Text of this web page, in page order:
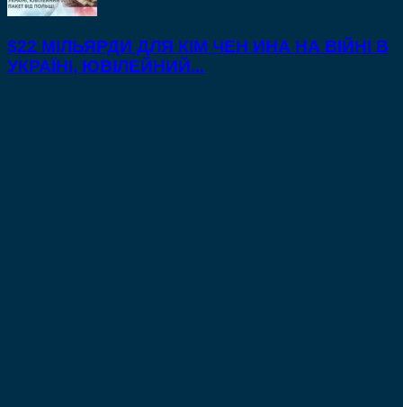
$22 МІЛЬЯРДИ ДЛЯ КІМ ЧЕН ИНА НА ВІЙНІ В
УКРАЇНІ, ЮВІЛЕЙНИЙ...